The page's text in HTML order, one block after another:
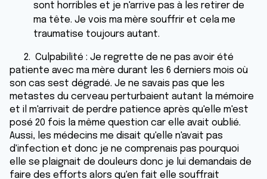
sont horribles et je n'arrive pas à les retirer de
ma tête. Je vois ma mère souffrir et cela me
traumatise toujours autant.
2. Culpabilité : Je regrette de ne pas avoir été
patiente avec ma mère durant les 6 derniers mois où
son cas sest dégradé. Je ne savais pas que les
metastes du cerveau perturbaient autant la mémoire
et il m'arrivait de perdre patience après qu'elle m'est
posé 20 fois la même question car elle avait oublié.
Aussi, les médecins me disait qu'elle n'avait pas
d'infection et donc je ne comprenais pas pourquoi
elle se plaignait de douleurs donc je lui demandais de
faire des efforts alors qu'en fait elle souffrait